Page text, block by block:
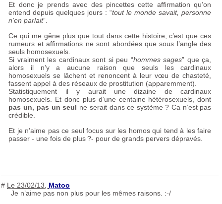
Et donc je prends avec des pincettes cette affirmation qu’on
entend depuis quelques jours : “tout le monde savait, personne
n’en parlait”.
Ce qui me gêne plus que tout dans cette histoire, c’est que ces
rumeurs et affirmations ne sont abordées que sous l’angle des
seuls homosexuels.
Si vraiment les cardinaux sont si peu “hommes sages” que ça,
alors il n’y a aucune raison que seuls les cardinaux
homosexuels se lâchent et renoncent à leur vœu de chasteté,
fassent appel à des réseaux de prostitution (apparemment).
Statistiquement il y aurait une dizaine de cardinaux
homosexuels. Et donc plus d’une centaine hétérosexuels, dont
pas un, pas un seul ne serait dans ce système ? Ca n’est pas
crédible.
Et je n’aime pas ce seul focus sur les homos qui tend à les faire
passer - une fois de plus ?- pour de grands pervers dépravés.
# Le 23/02/13
Matoo
Je n’aime pas non plus pour les mêmes raisons. :-/